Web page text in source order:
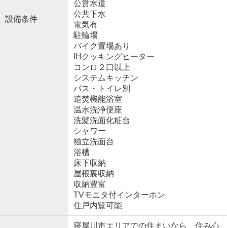
設備条件
公営水道
公共下水
電気有
駐輪場
バイク置場あり
IHクッキングヒーター
コンロ２口以上
システムキッチン
バス・トイレ別
追焚機能浴室
温水洗浄便座
洗髪洗面化粧台
シャワー
独立洗面台
浴槽
床下収納
屋根裏収納
収納豊富
TVモニタ付インターホン
住戸内覧可能
寝屋川市エリアでの住まいなら、住み心